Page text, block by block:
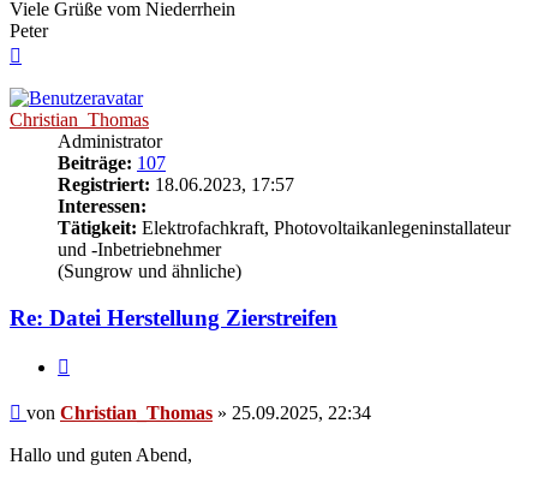
Viele Grüße vom Niederrhein
Peter
Christian_Thomas
Administrator
Beiträge: 107
Registriert: 18.06.2023, 17:57
Interessen:
Tätigkeit: Elektrofachkraft, Photovoltaikanlegeninstallateur
und -Inbetriebnehmer
(Sungrow und ähnliche)
Re: Datei Herstellung Zierstreifen
Beitrag
von Christian_Thomas » 25.09.2025, 22:34
Hallo und guten Abend,